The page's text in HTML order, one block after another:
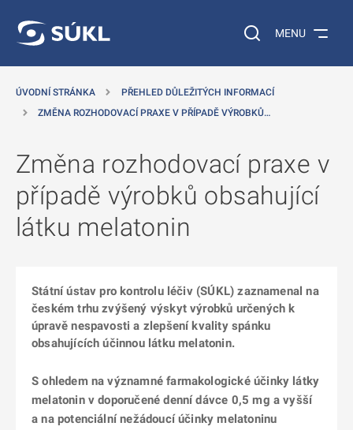
Vyhledávání na
MENU
ÚVODNÍ STRÁNKA
PŘEHLED DŮLEŽITÝCH INFORMACÍ
ZMĚNA ROZHODOVACÍ PRAXE V PŘÍPADĚ VÝROBKŮ…
Změna rozhodovací praxe v
případě výrobků obsahující
látku melatonin
Státní ústav pro kontrolu léčiv (SÚKL) zaznamenal na
českém trhu zvýšený výskyt výrobků určených k
úpravě nespavosti a zlepšení kvality spánku
obsahujících účinnou látku melatonin.
S ohledem na významné farmakologické účinky látky
melatonin v doporučené denní dávce 0,5 mg a vyšší
a na potenciální nežádoucí účinky melatoninu